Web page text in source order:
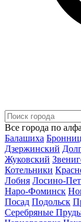
Все города по
Балашиха
Дзержинский
Жуковский
Котельники
Лобня Лосино-
Наро-Фоминск
Посад Подольск
Серебряные